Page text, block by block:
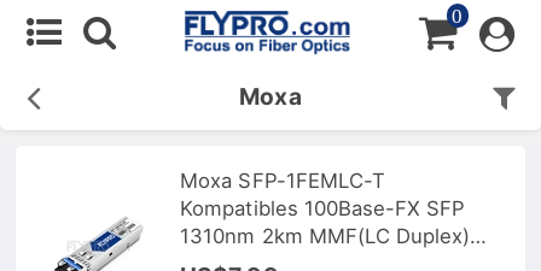
0
Moxa
Moxa SFP-1FEMLC-T
Kompatibles 100Base-FX SFP
1310nm 2km MMF(LC Duplex)
DOM Optische Transceiver